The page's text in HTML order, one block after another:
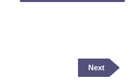
Next
Post
Next